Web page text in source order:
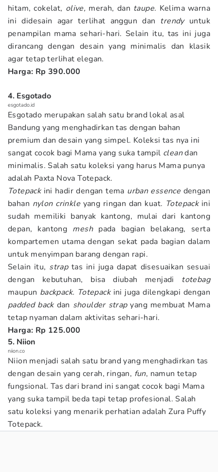
hitam, cokelat, olive, merah, dan taupe. Kelima warna
ini didesain agar terlihat anggun dan trendy untuk
penampilan mama sehari-hari. Selain itu, tas ini juga
dirancang dengan desain yang minimalis dan klasik
agar tetap terlihat elegan.
Harga: Rp 390.000
4. Esgotado
esgotado.id
Esgotado merupakan salah satu brand lokal asal
Bandung yang menghadirkan tas dengan bahan
premium dan desain yang simpel. Koleksi tas nya ini
sangat cocok bagi Mama yang suka tampil cleandan
minimalis. Salah satu koleksi yang harus Mama punya
adalah Paxta Nova Totepack.
Totepack ini hadir dengan tema urban essence dengan
bahan nylon crinkle yang ringan dan kuat. Totepack ini
sudah memiliki banyak kantong, mulai dari kantong
depan, kantong mesh pada bagian belakang, serta
kompartemen utama dengan sekat pada bagian dalam
untuk menyimpan barang dengan rapi.
Selain itu, strap tas ini juga dapat disesuaikan sesuai
dengan kebutuhan, bisa diubah menjadi totebag
maupun backpack. Totepack ini juga dilengkapi dengan
padded back dan shoulder strapyang membuat Mama
tetap nyaman dalam aktivitas sehari-hari.
Harga: Rp 125.000
5. Niion
niion.co
Niion menjadi salah satu brand yang menghadirkan tas
dengan desain yang cerah, ringan, fun, namun tetap
fungsional. Tas dari brand ini sangat cocok bagi Mama
yang suka tampil beda tapi tetap profesional. Salah
satu koleksi yang menarik perhatian adalah Zura Puffy
Totepack.